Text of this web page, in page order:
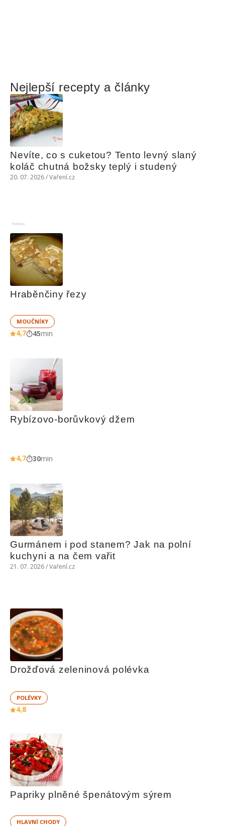
Nejlepší recepty a články
Nevíte, co s cuketou? Tento levný slaný
koláč chutná božsky teplý i studený
20. 07. 2026 / Vaření.cz
Reklama
Hraběnčiny řezy
MOUČNÍKY
4,7 45min
Rybízovo-borůvkový džem
4,7 30min
Gurmánem i pod stanem? Jak na polní
kuchyni a na čem vařit
21. 07. 2026 / Vaření.cz
Drožďová zeleninová polévka
POLÉVKY
4,8
Papriky plněné špenátovým sýrem
HLAVNÍ CHODY